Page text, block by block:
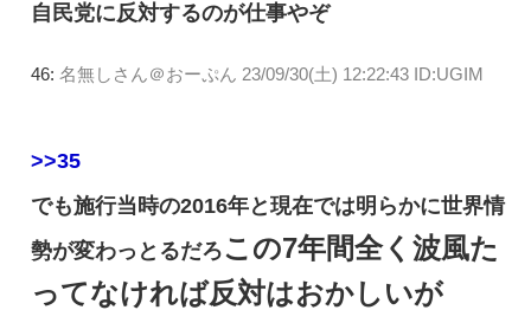
自民党に反対するのが仕事やぞ
46: 名無しさん＠おーぷん 23/09/30(土) 12:22:43 ID:UGIM
>>35
でも施行当時の2016年と現在では明らかに世界情
勢が変わっとるだろこの7年間全く波風た
ってなければ反対はおかしいが